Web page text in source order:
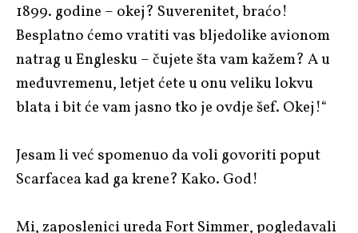
1899. godine – okej? Suverenitet, braćo!
Besplatno ćemo vratiti vas bljedolike avionom
natrag u Englesku – čujete šta vam kažem? A u
međuvremenu, letjet ćete u onu veliku lokvu
blata i bit će vam jasno tko je ovdje šef. Okej!“
Jesam li već spomenuo da voli govoriti poput
Scarfacea kad ga krene? Kako. God!
Mi, zaposlenici ureda Fort Simmer, pogledavali